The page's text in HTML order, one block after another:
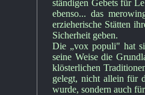
ständigen Gebets für
ebenso... das
erzieherische Stätten
Sicherheit geben.
Die „vox populi" hat
seine Weise die
klösterlichen
gelegt, nicht allein für
wurde, sondern auch